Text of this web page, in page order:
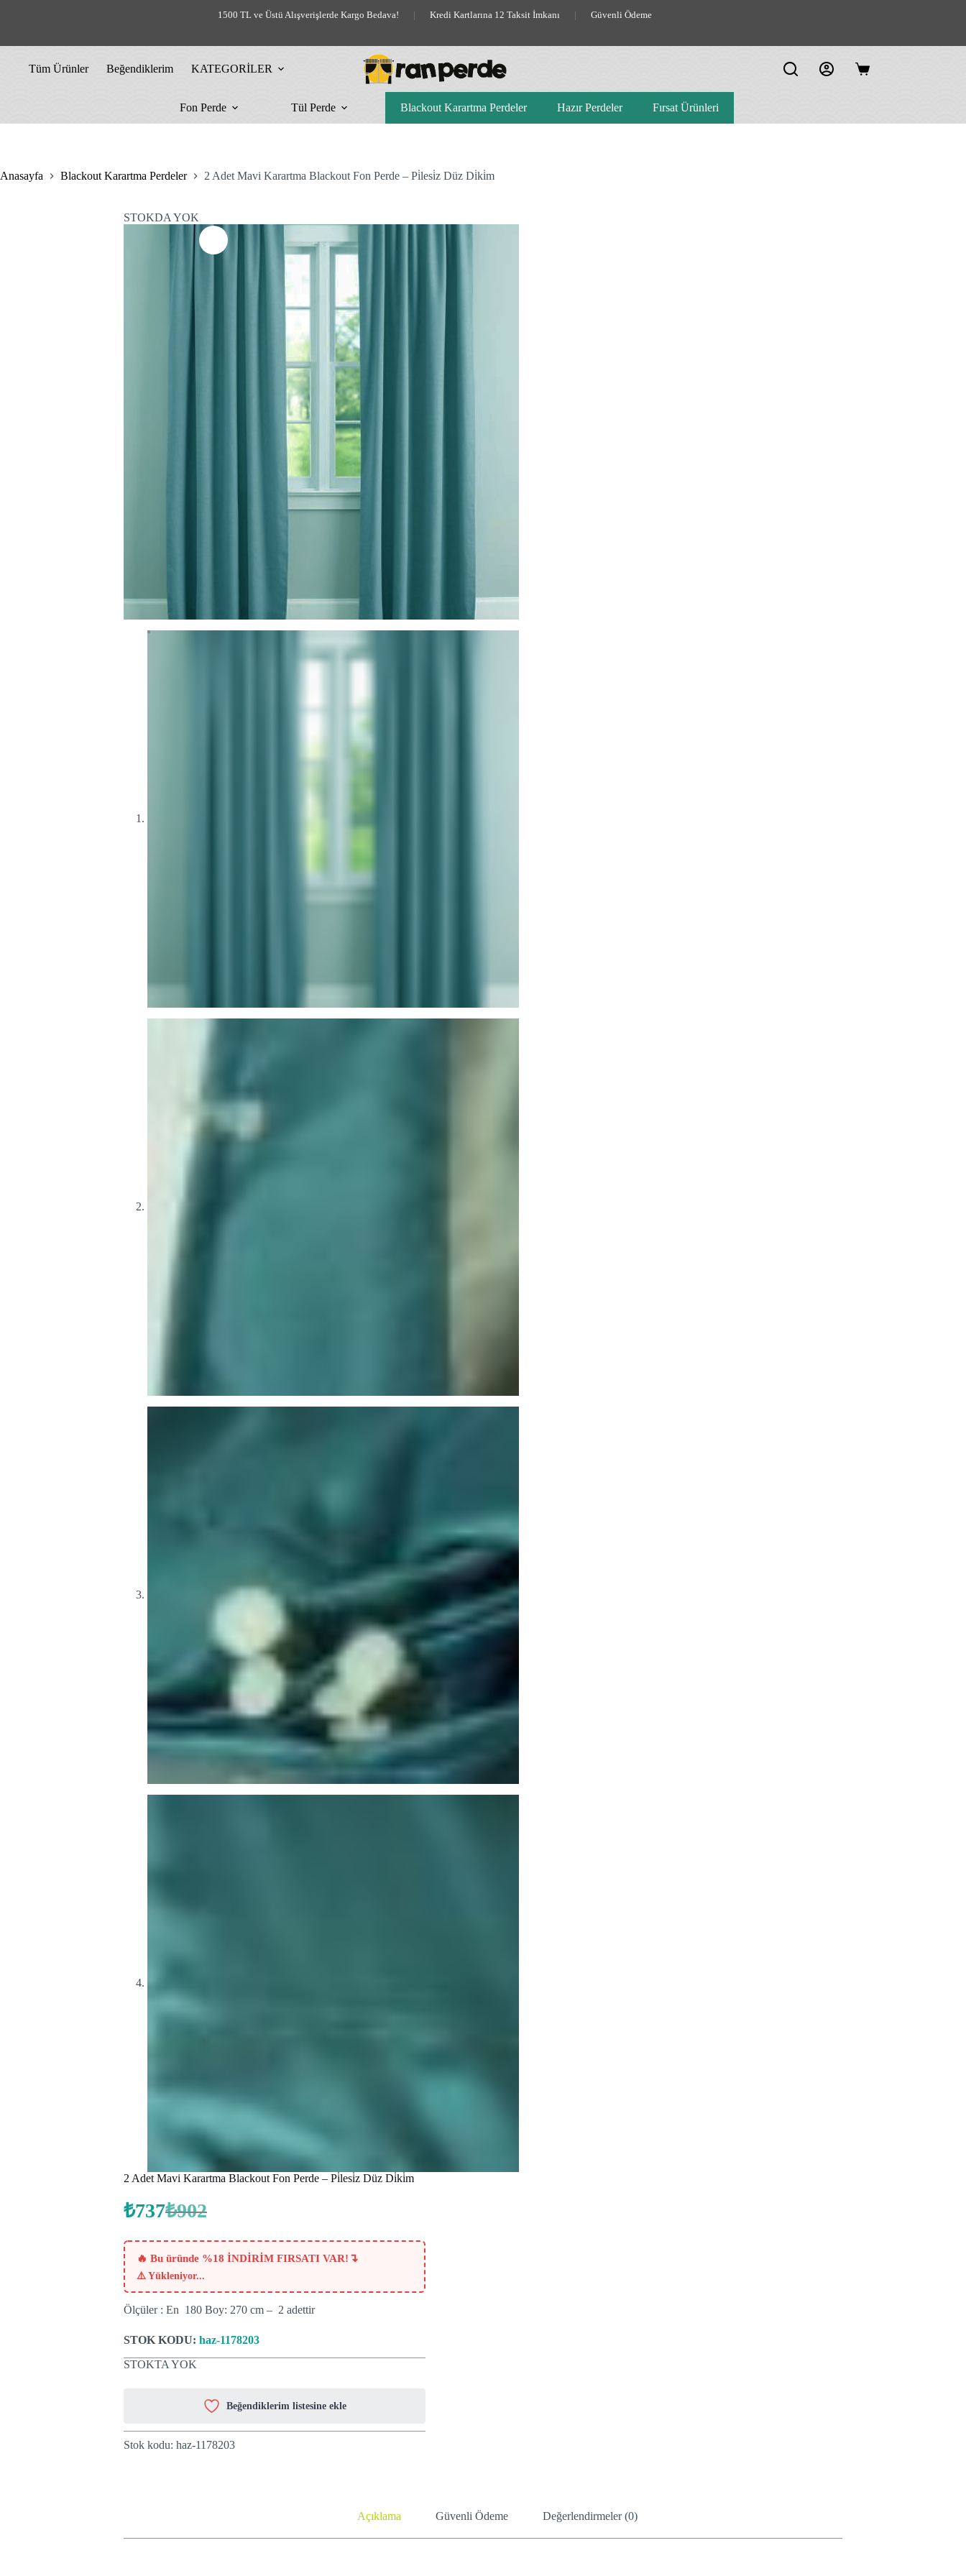
1500 TL ve Üstü Alışverişlerde Kargo Bedava! | Kredi Kartlarına 12 Taksit İmkanı | Güvenli Ödeme
Tüm Ürünler Beğendiklerim KATEGORİLER
Shopping
Fon Perde
Tül Perde Blackout Karartma Perdeler Hazır Perdeler Fırsat Ürünleri
Anasayfa Blackout Karartma Perdeler 2 Adet Mavi Karartma Blackout Fon Perde – Pi̇lesi̇z Düz Di̇ki̇m
STOKDA YOK
2 Adet Mavi Karartma Blackout Fon Perde – Pi̇lesi̇z Düz Di̇ki̇m
₺902
Orijinal
₺902.
₺737Şu
fiyat:
₺737.
🔥 Bu üründe %18 İNDİRİM FIRSATI VAR! ↴
⚠️ Yükleniyor...
Ölçüler : En 180 Boy: 270 cm – 2 adettir
STOK KODU: haz-1178203
STOKTA YOK
Beğendiklerim listesine ekle
Stok kodu: haz-1178203
Açıklama Güvenli Ödeme Değerlendirmeler (0)